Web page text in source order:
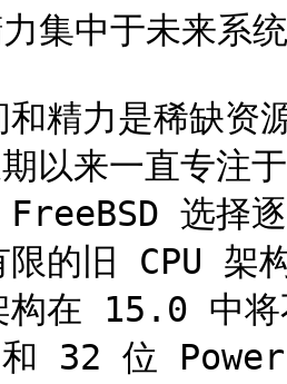
集中于未来系统
精力是稀缺资
以来一直专注
FreeBSD 选择
限的旧 CPU
构在 15.0 中将
32 位